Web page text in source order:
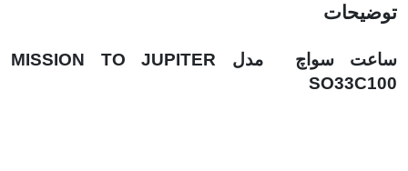
توضیحات
ساعت سواچ مدل MISSION TO JUPITER
SO33C100